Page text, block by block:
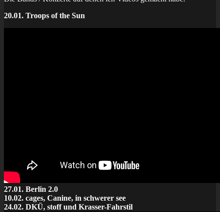
20.01. Troops of the Sun
27.01. Berlin 2.0
10.02. cages, Canine, in schwerer see
24.02. DKÜ, stoff und Krasser-Fahrstil